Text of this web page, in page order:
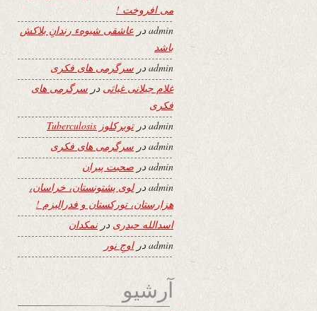
می افروخت !
admin در عاشقی شیوهء رندانِ بلاکش
باشد
adminدر سرگرمی های فکری
غلام جیلانی غیاثی در سرگرمی های
فکری
adminدرتوبرکلوز Tuberculosis
admin در سرگرمی های فکری
adminدر صحبت پیران
adminدرلوی پشتونستان، خراسان،
هزارستان، تورکستان و فدرالیزم !
اسدالله حیدری درنمکدان
admin دراوجِ نور
آرشیو